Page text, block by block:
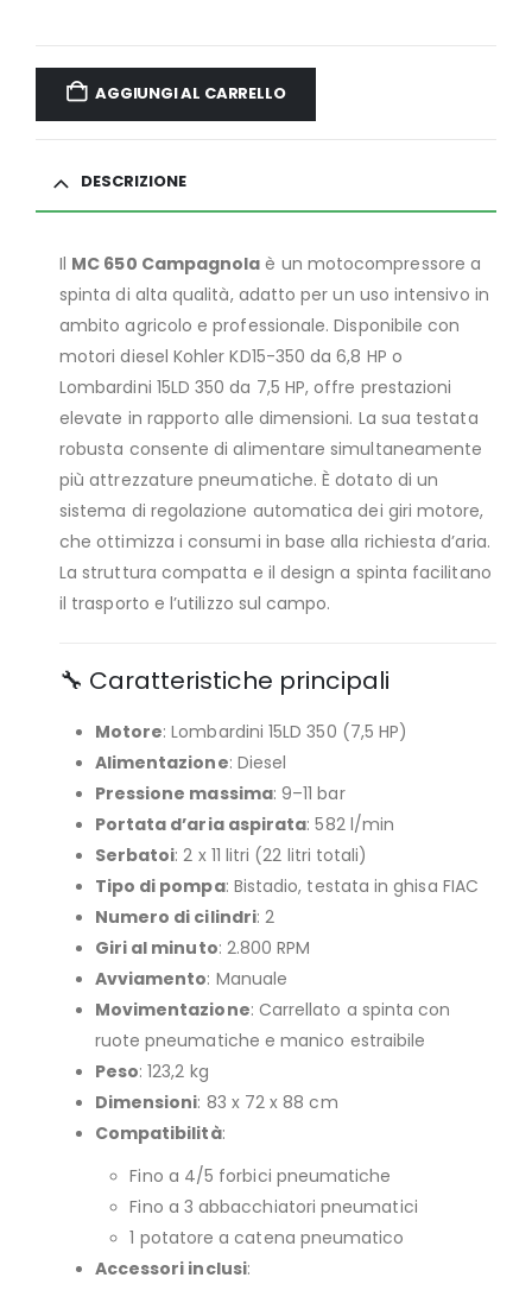
AGGIUNGI AL CARRELLO
DESCRIZIONE
Il MC 650 Campagnola è un motocompressore a
spinta di alta qualità, adatto per un uso intensivo in
ambito agricolo e professionale. Disponibile con
motori diesel Kohler KD15-350 da 6,8 HP o
Lombardini 15LD 350 da 7,5 HP, offre prestazioni
elevate in rapporto alle dimensioni. La sua testata
robusta consente di alimentare simultaneamente
più attrezzature pneumatiche. È dotato di un
sistema di regolazione automatica dei giri motore,
che ottimizza i consumi in base alla richiesta d’aria.
La struttura compatta e il design a spinta facilitano
il trasporto e l’utilizzo sul campo.
🔧 Caratteristiche principali
Motore: Lombardini 15LD 350 (7,5 HP)
Alimentazione: Diesel
Pressione massima: 9–11 bar
Portata d’aria aspirata: 582 l/min
Serbatoi: 2 x 11 litri (22 litri totali)
Tipo di pompa: Bistadio, testata in ghisa FIAC
Numero di cilindri: 2
Giri al minuto: 2.800 RPM
Avviamento: Manuale
Movimentazione: Carrellato a spinta con
ruote pneumatiche e manico estraibile
Peso: 123,2 kg
Dimensioni: 83 x 72 x 88 cm
Compatibilità:
Fino a 4/5 forbici pneumatiche
Fino a 3 abbacchiatori pneumatici
1 potatore a catena pneumatico
Accessori inclusi: